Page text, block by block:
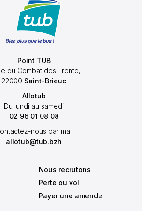
Point TUB
du Combat des Trente,
22000 Saint-Brieuc
Allotub
Du lundi au samedi
02 96 01 08 08
nous par mail
allotub@tub.bzh
Nous recrutons
Perte ou vol
Payer une amende